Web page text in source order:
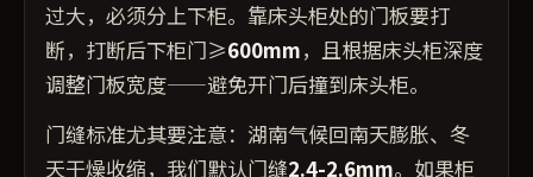
过大，必须分上下柜。靠床头柜处的门板要打
断，打断后下柜门≥600mm，且根据床头柜深度
调整门板宽度——避免开门后撞到床头柜。
门缝标准尤其要注意：湖南气候回南天膨胀、冬
天干燥收缩，我们默认门缝2.4-2.6mm。如果柜